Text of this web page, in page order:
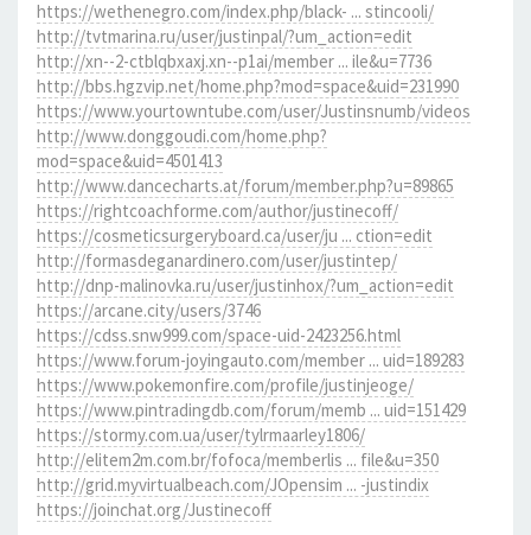
https://wethenegro.com/index.php/black- ... stincooli/
http://tvtmarina.ru/user/justinpal/?um_action=edit
http://xn--2-ctblqbxaxj.xn--p1ai/member ... ile&u=7736
http://bbs.hgzvip.net/home.php?mod=space&uid=231990
https://www.yourtowntube.com/user/Justinsnumb/videos
http://www.donggoudi.com/home.php?
mod=space&uid=4501413
http://www.dancecharts.at/forum/member.php?u=89865
https://rightcoachforme.com/author/justinecoff/
https://cosmeticsurgeryboard.ca/user/ju ... ction=edit
http://formasdeganardinero.com/user/justintep/
http://dnp-malinovka.ru/user/justinhox/?um_action=edit
https://arcane.city/users/3746
https://cdss.snw999.com/space-uid-2423256.html
https://www.forum-joyingauto.com/member ... uid=189283
https://www.pokemonfire.com/profile/justinjeoge/
https://www.pintradingdb.com/forum/memb ... uid=151429
https://stormy.com.ua/user/tylrmaarley1806/
http://elitem2m.com.br/fofoca/memberlis ... file&u=350
http://grid.myvirtualbeach.com/JOpensim ... -justindix
https://joinchat.org/Justinecoff